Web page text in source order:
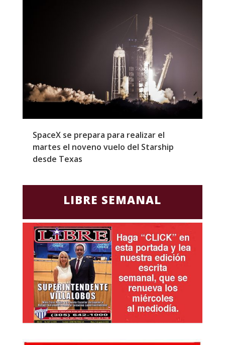
SpaceX se prepara para realizar el
martes el noveno vuelo del Starship
desde Texas
LIBRE SEMANAL